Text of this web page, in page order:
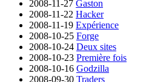
2008-11-27 Gaston
2008-11-22 Hacker
2008-11-19 Expérience
2008-10-25 Forge
2008-10-24 Deux sites
2008-10-23 Première fois
2008-10-16 Godzilla
2008-09-30 Traders